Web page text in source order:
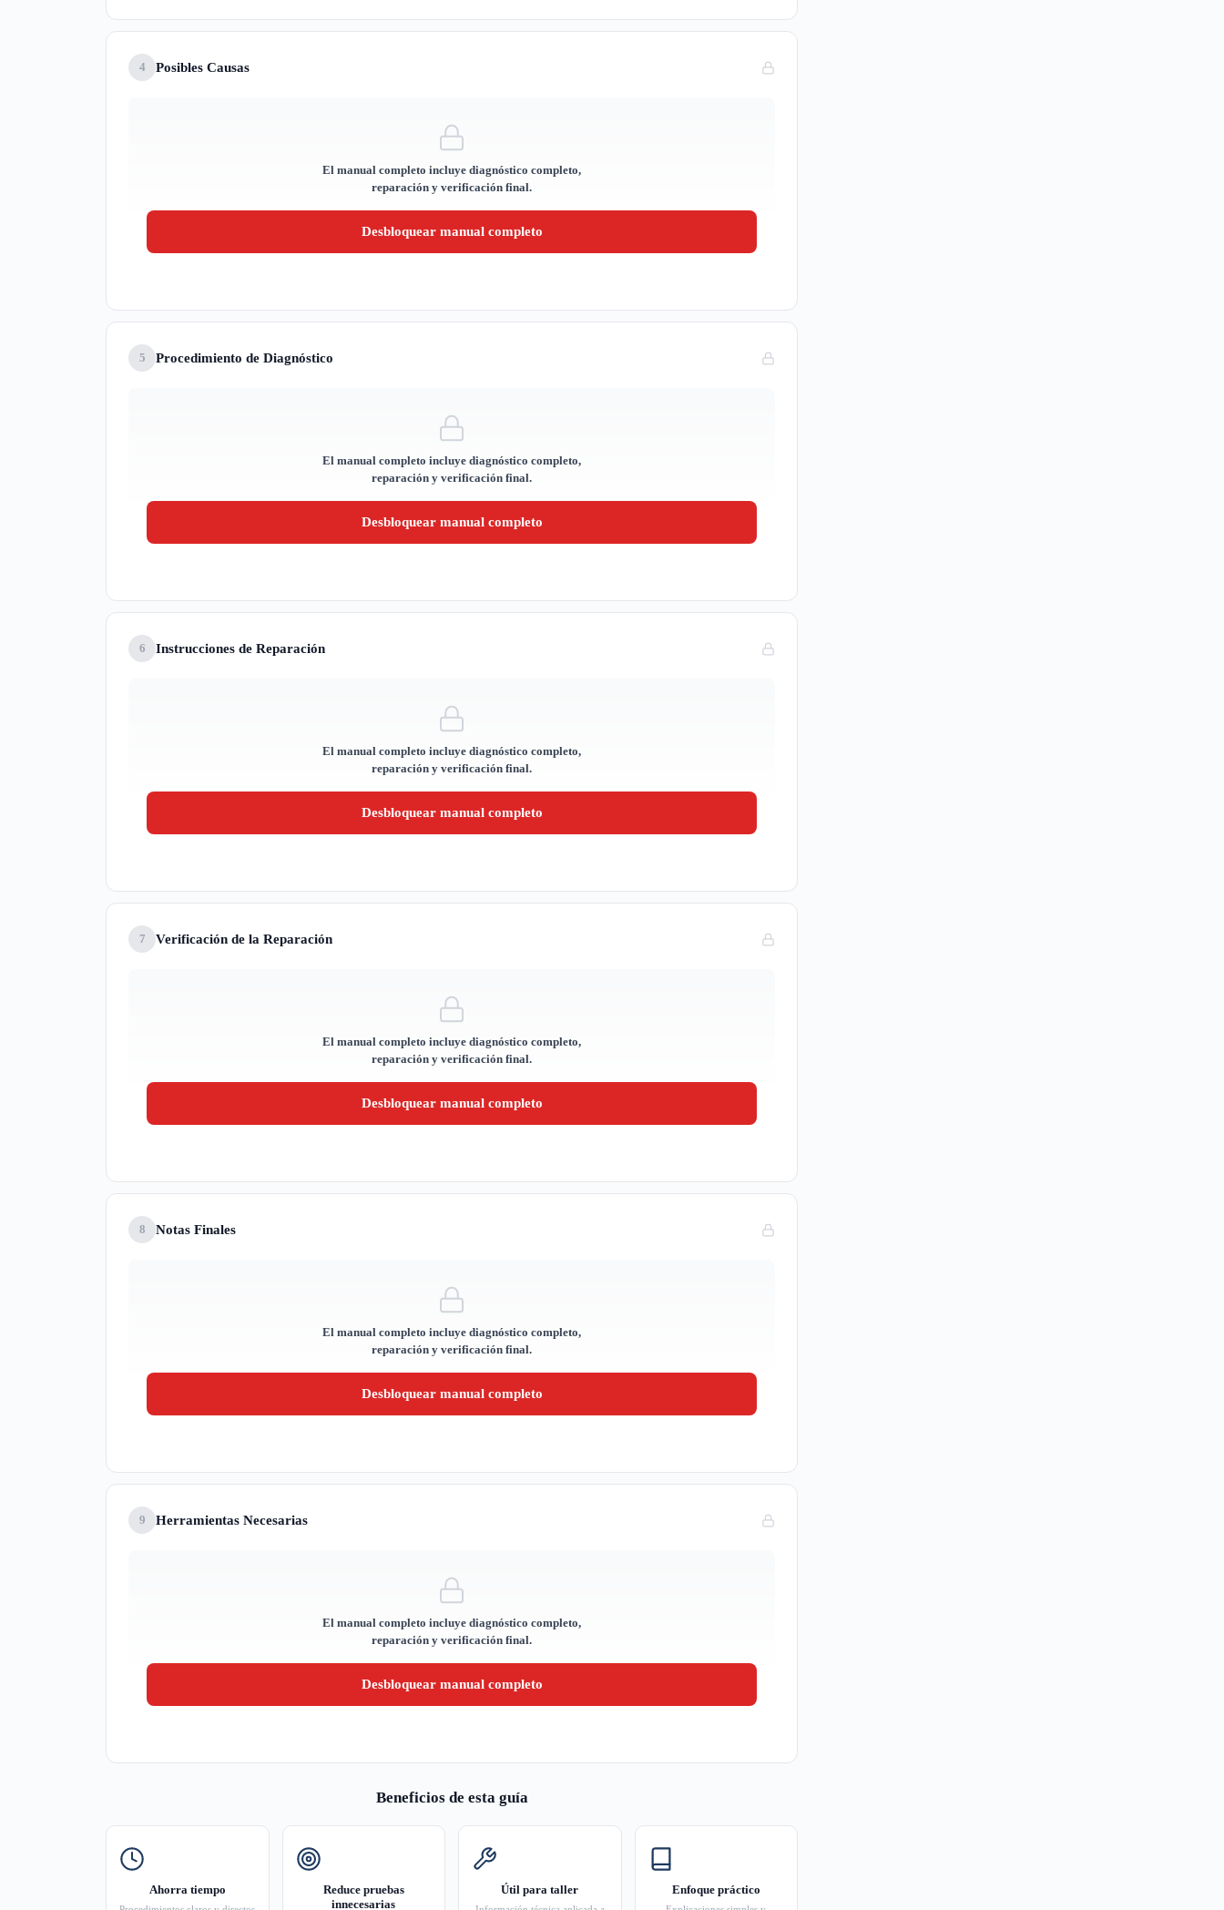
4 Posibles Causas
El manual completo incluye diagnóstico completo,
reparación y verificación final.
Desbloquear manual completo
5 Procedimiento de Diagnóstico
El manual completo incluye diagnóstico completo,
reparación y verificación final.
Desbloquear manual completo
6 Instrucciones de Reparación
El manual completo incluye diagnóstico completo,
reparación y verificación final.
Desbloquear manual completo
7 Verificación de la Reparación
El manual completo incluye diagnóstico completo,
reparación y verificación final.
Desbloquear manual completo
8 Notas Finales
El manual completo incluye diagnóstico completo,
reparación y verificación final.
Desbloquear manual completo
9 Herramientas Necesarias
El manual completo incluye diagnóstico completo,
reparación y verificación final.
Desbloquear manual completo
Beneficios de esta guía
Ahorra tiempo
Reduce pruebas
innecesarias
Útil para taller Enfoque práctico